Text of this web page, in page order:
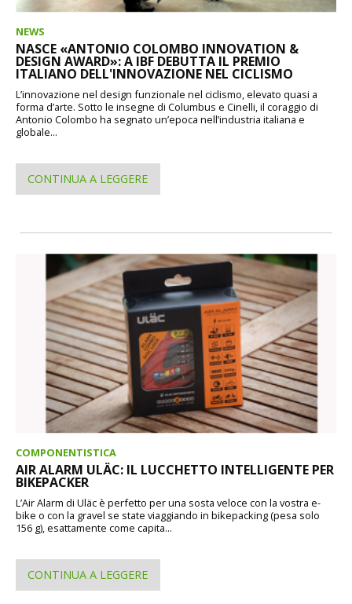
NEWS
NASCE «ANTONIO COLOMBO INNOVATION &
DESIGN AWARD»: A IBF DEBUTTA IL PREMIO
ITALIANO DELL'INNOVAZIONE NEL CICLISMO
L’innovazione nel design funzionale nel ciclismo, elevato quasi a
forma d’arte. Sotto le insegne di Columbus e Cinelli, il coraggio di
Antonio Colombo ha segnato un’epoca nell’industria italiana e
globale...
CONTINUA A LEGGERE
COMPONENTISTICA
AIR ALARM ULÄC: IL LUCCHETTO INTELLIGENTE PER
BIKEPACKER
L’Air Alarm di Uläc è perfetto per una sosta veloce con la vostra e-
bike o con la gravel se state viaggiando in bikepacking (pesa solo
156 g), esattamente come capita...
CONTINUA A LEGGERE